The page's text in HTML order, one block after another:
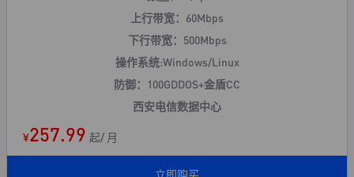
上行带宽：60Mbps
下行带宽：500Mbps
操作系统:Windows/Linux
防御：100GDDOS+金盾CC
西安电信数据中心
¥257.99 起/ 月
立即购买